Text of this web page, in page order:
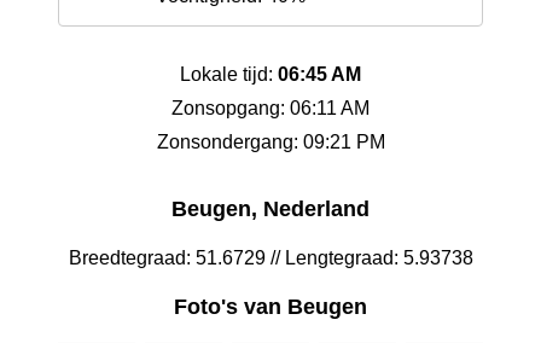
Lokale tijd: 06:45 AM
Zonsopgang: 06:11 AM
Zonsondergang: 09:21 PM
Beugen, Nederland
Breedtegraad: 51.6729 // Lengtegraad: 5.93738
Foto's van Beugen